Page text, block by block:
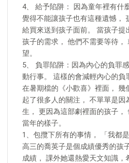
4、 給予陷阱： 因為童年裡有什
覺得不能讓孩子也有這種遺憾，
給買來送到孩子面前。 當孩子提
孩子的需求， 他們不需要等待，
望。
5、 負罪陷阱：因為內心的負罪
動行事。 這樣的會減輕內心的負
在暑期檔的《小歡喜》裡面， 幾
起了很多人的關注， 不單單是因
生， 更因為這部劇裡面的孩子，
當年的樣子。
1、包攬下所有的事情， 「我都是
高三的喬英子是個成績優秀的孩
成績， 課外她還熱愛天文知識，